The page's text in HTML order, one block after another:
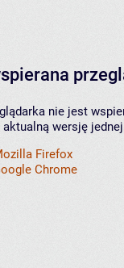
nie jest
aktualną wersję
Firefox
Chrome